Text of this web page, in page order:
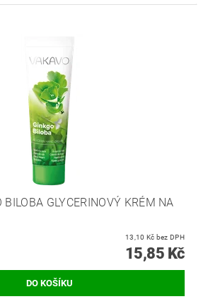
BILOBA GLYCERINOVÝ KRÉM NA
13,10 Kč bez DPH
15,85 Kč